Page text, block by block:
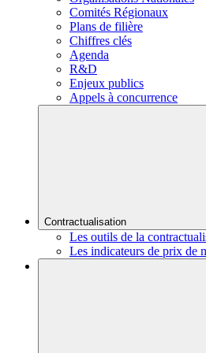
Comités Régionaux
Plans de filière
Chiffres clés
Agenda
R&D
Enjeux publics
Appels à concurrence
Contractualisation
Les outils de la
Les indicateurs de prix de